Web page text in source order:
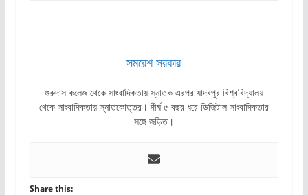
সমরেশ সরকার
গুরুদাস কলেজ থেকে সাংবাদিকতায় স্নাতক এরপর যাদবপুর বিশ্ববিদ্যালয়
থেকে সাংবাদিকতায় স্নাতকোত্তর। দীর্ঘ ৫ বছর ধরে ডিজিটাল সাংবাদিকতার
সঙ্গে জড়িত।
Share this: